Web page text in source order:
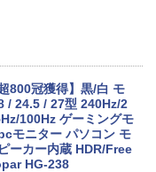
ト】【新生活応援・
】【DVD×テン
A577/第7世代
8GB/16GB/SSD:12
1TB/Wi-fi/15.6型/Of
800冠獲得】黒/白 モ
/ 24.5 / 27型 240Hz/2
100Hz ゲーミングモ
モニター パソコン モ
ーカー内蔵 HDR/Free
HG-238